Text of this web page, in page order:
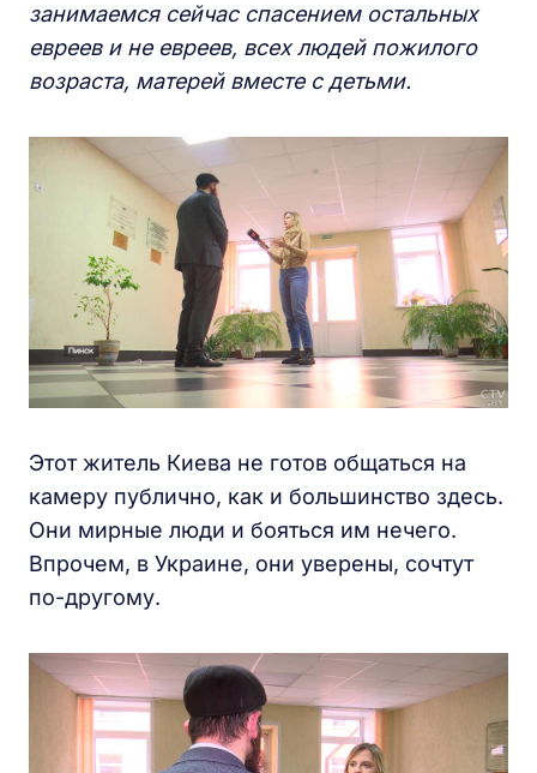
занимаемся сейчас спасением остальных
евреев и не евреев, всех людей пожилого
возраста, матерей вместе с детьми.
Этот житель Киева не готов общаться на
камеру публично, как и большинство здесь.
Они мирные люди и бояться им нечего.
Впрочем, в Украине, они уверены, сочтут
по-другому.